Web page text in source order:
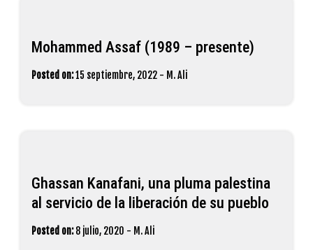
Mohammed Assaf (1989 – presente)
Posted on:15 septiembre, 2022 - M. Ali
Ghassan Kanafani, una pluma palestina
al servicio de la liberación de su pueblo
Posted on: 8 julio, 2020 - M. Ali